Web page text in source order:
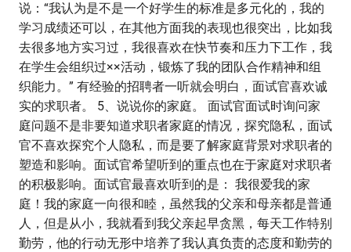
说：“我认为是不是一个好学生的标准是多元化的，我的
学习成绩还可以，在其他方面我的表现也很突出，比如我
去很多地方实习过，我很喜欢在快节奏和压力下工作，我
在学生会组织过××活动，锻炼了我的团队合作精神和组
织能力。” 有经验的招聘者一听就会明白，面试官喜欢诚
实的求职者。 5、说说你的家庭。 面试官面试时询问家
庭问题不是非要知道求职者家庭的情况，探究隐私，面试
官不喜欢探究个人隐私，而是要了解家庭背景对求职者的
塑造和影响。面试官希望听到的重点也在于家庭对求职者
的积极影响。面试官最喜欢听到的是： 我很爱我的家
庭！我的家庭一向很和睦，虽然我的父亲和母亲都是普通
人，但是从小，我就看到我父亲起早贪黑，每天工作特别
勤劳，他的行动无形中培养了我认真负责的态度和勤劳的